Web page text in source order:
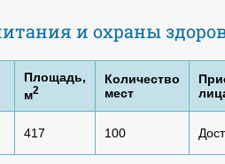
и охраны
Площадь,
м2
Количество
мест
417 100